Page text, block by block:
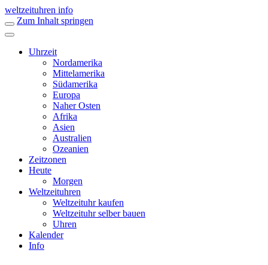
weltzeituhren info
Zum Inhalt springen
Uhrzeit
Nordamerika
Mittelamerika
Südamerika
Europa
Naher Osten
Afrika
Asien
Australien
Ozeanien
Zeitzonen
Heute
Morgen
Weltzeituhren
Weltzeituhr kaufen
Weltzeituhr selber bauen
Uhren
Kalender
Info